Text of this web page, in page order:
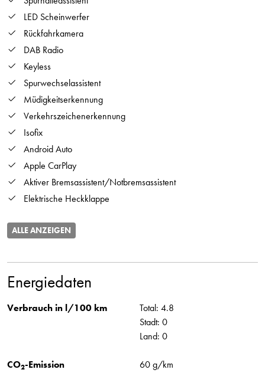
LED Scheinwerfer
Rückfahrkamera
DAB Radio
Keyless
Spurwechselassistent
Müdigkeitserkennung
Verkehrszeichenerkennung
Isofix
Android Auto
Apple CarPlay
Aktiver Bremsassistent/Notbremsassistent
Elektrische Heckklappe
ALLE ANZEIGEN
Energiedaten
Verbrauch in l/100 km
Total: 4.8
Stadt: 0
Land: 0
CO2-Emission 60 g/km